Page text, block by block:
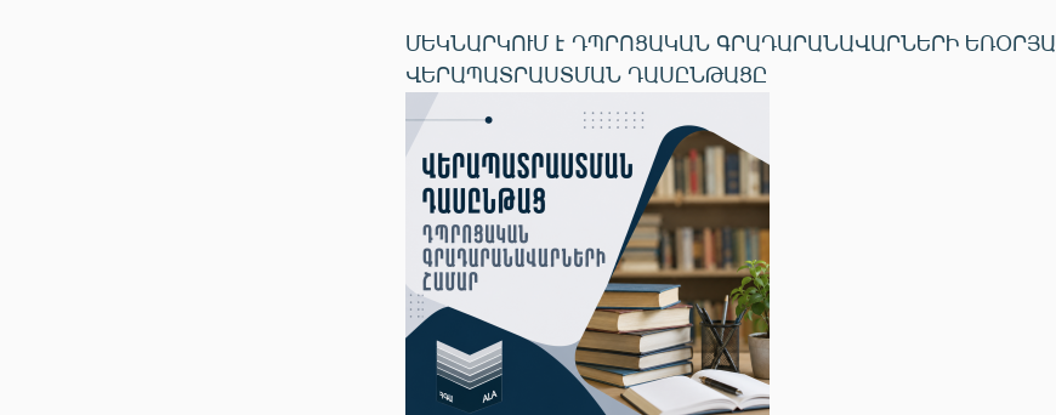
ՄԵԿՆԱՐԿՈՒՄ Է ԴՊՐՈՑԱԿԱՆ ԳՐԱԴԱՐԱՆԱՎԱՐՆԵՐԻ ԵՌՕՐՅԱ
ՎԵՐԱՊԱՏՐԱՍՏՄԱՆ ԴԱՍԸՆԹԱՑԸ